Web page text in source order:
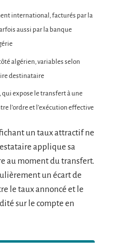
international, facturés par la
aussi par la banque
algérien, variables selon
destinataire
expose le transfert à une
l’ordre et l’exécution effective
un taux attractif ne
applique sa
au moment du transfert.
un écart de
le taux annoncé et le
sur le compte en